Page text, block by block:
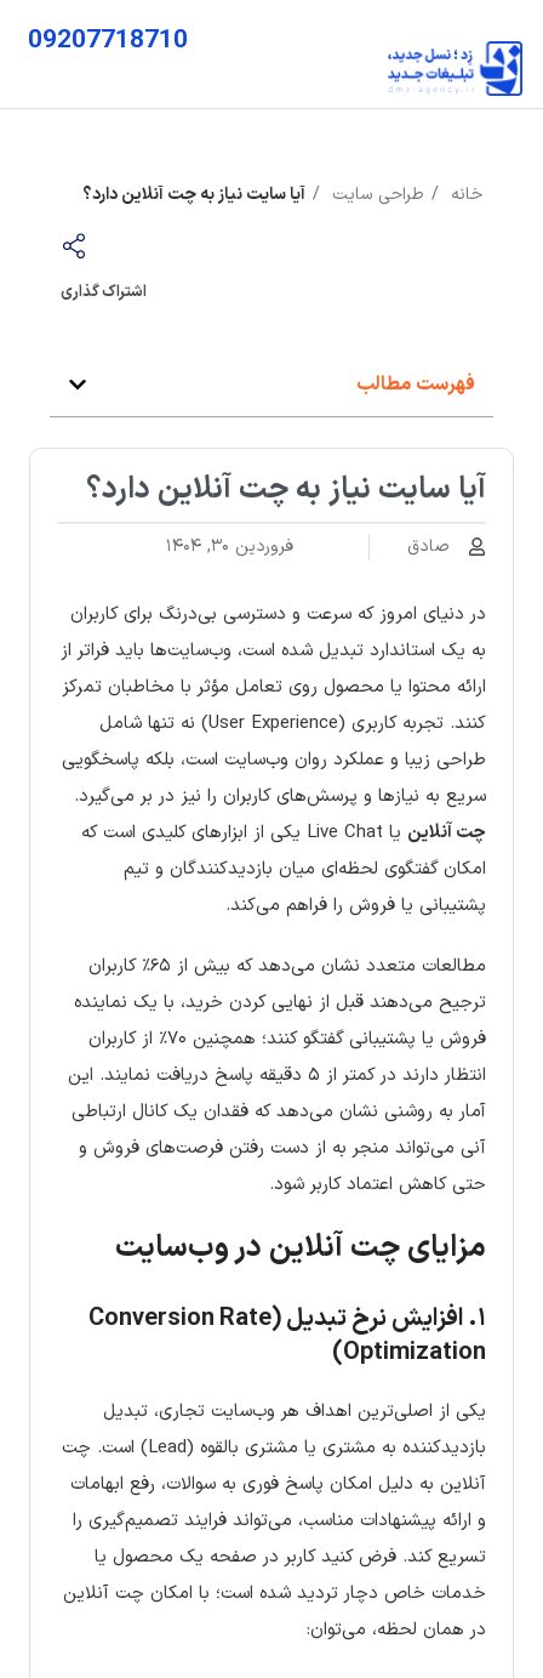
09207718710
خانه طراحی سایت آیا سایت نیاز به چت آنلاین دارد؟
اشتراک گذاری
فهرست مطالب
آیا سایت نیاز به چت آنلاین دارد؟
صادق فروردین ۳۰, ۱۴۰۴
در دنیای امروز که سرعت و دسترسی بی‌درنگ برای کاربران
به یک استاندارد تبدیل شده است، وب‌سایت‌ها باید فراتر از
ارائه محتوا یا محصول روی تعامل مؤثر با مخاطبان تمرکز
کنند. تجربه کاربری (User Experience) نه تنها شامل
طراحی زیبا و عملکرد روان وب‌سایت است، بلکه پاسخگویی
سریع به نیازها و پرسش‌های کاربران را نیز در بر می‌گیرد.
چت آنلاین
یا Live Chat یکی از ابزارهای کلیدی است که
امکان گفتگوی لحظه‌ای میان بازدیدکنندگان و تیم
پشتیبانی یا فروش را فراهم می‌کند.
مطالعات متعدد نشان می‌دهد که بیش از ۶۵٪ کاربران
ترجیح می‌دهند قبل از نهایی کردن خرید، با یک نماینده
فروش یا پشتیبانی گفتگو کنند؛ همچنین ۷۰٪ از کاربران
انتظار دارند در کمتر از ۵ دقیقه پاسخ دریافت نمایند. این
آمار به روشنی نشان می‌دهد که فقدان یک کانال ارتباطی
آنی می‌تواند منجر به از دست رفتن فرصت‌های فروش و
حتی کاهش اعتماد کاربر شود.
مزایای چت آنلاین در وب‌سایت
۱. افزایش نرخ تبدیل (Conversion Rate
Optimization)
یکی از اصلی‌ترین اهداف هر وب‌سایت تجاری، تبدیل
بازدیدکننده به مشتری یا مشتری بالقوه (Lead) است. چت
آنلاین به دلیل امکان پاسخ فوری به سوالات، رفع ابهامات
و ارائه پیشنهادات مناسب، می‌تواند فرایند تصمیم‌گیری را
تسریع کند. فرض کنید کاربر در صفحه یک محصول یا
خدمات خاص دچار تردید شده است؛ با امکان چت آنلاین
در همان لحظه، می‌توان: